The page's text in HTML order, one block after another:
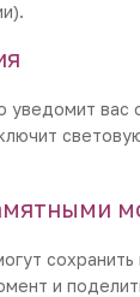
уведомит вас
и